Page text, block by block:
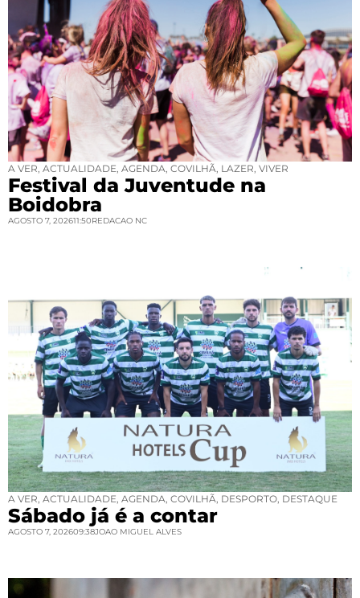
A VER, ACTUALIDADE, AGENDA, COVILHÃ, LAZER, VIVER
Festival da Juventude na
Boidobra
AGOSTO 7, 202611:50REDACAO NC
A VER, ACTUALIDADE, AGENDA, COVILHÃ, DESPORTO, DESTAQUE
Sábado já é a contar
AGOSTO 7, 202609:38JOAO MIGUEL ALVES